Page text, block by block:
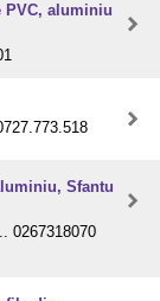
PVC, aluminiu
Sfantu
0267318070